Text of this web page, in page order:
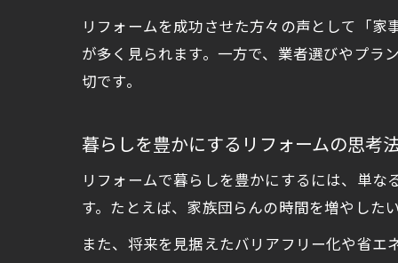
リフォームを成功させた方々の声として「
が多く見られます。一方で、業者選びやプラ
切です。
暮らしを豊かにするリフォームの思考
リフォームで暮らしを豊かにするには、単
す。たとえば、家族団らんの時間を増やした
また、将来を見据えたバリアフリー化や省